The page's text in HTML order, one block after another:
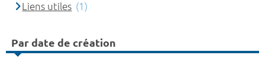
Liens utiles (1)
Par date de création